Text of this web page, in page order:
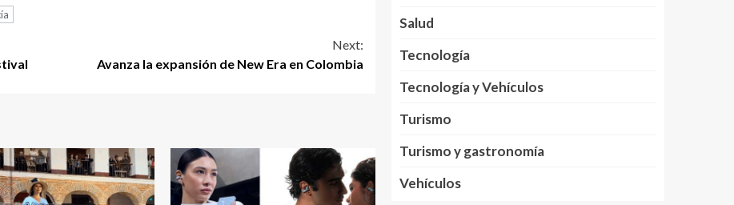
Next:
Avanza la expansión de New Era en Colombia
Salud
Tecnología
Tecnología y Vehículos
Turismo
Turismo y gastronomía
Vehículos